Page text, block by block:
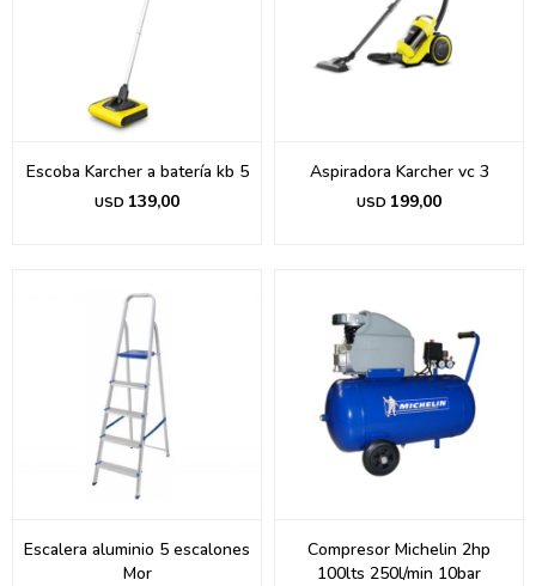
Escoba Karcher a batería kb 5
USD 139,00
Aspiradora Karcher vc 3
USD 199,00
Escalera aluminio 5 escalones
Mor
Compresor Michelin 2hp
100lts 250l/min 10bar